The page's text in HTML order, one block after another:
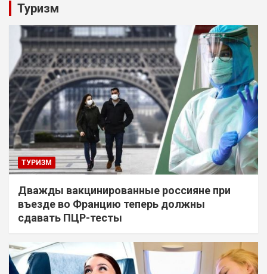
Туризм
ТУРИЗМ
Дважды вакцинированные россияне при
въезде во Францию теперь должны
сдавать ПЦР-тесты